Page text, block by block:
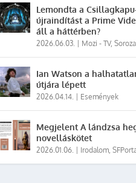
Lemondta a
újraindítást a Prime
áll a háttérben?
2026.06.03. Mozi - TV,
Ian Watson a
útjára lépett
2026.04.14. Események
Megjelent A lándzsa
novelláskötet
2026.01.06. Irodalom,